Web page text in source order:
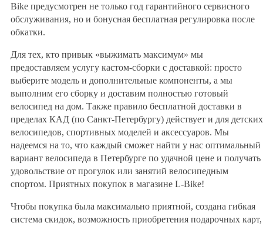
Bike предусмотрен не только год гарантийного сервисного
обслуживания, но и бонусная бесплатная регулировка после
обкатки.
Для тех, кто привык «выжимать максимум» мы
предоставляем услугу кастом-сборки с доставкой: просто
выберите модель и дополнительные компоненты, а мы
выполним его сборку и доставим полностью готовый
велосипед на дом. Также правило бесплатной доставки в
пределах КАД (по Санкт-Петербургу) действует и для детских
велосипедов, спортивных моделей и аксессуаров. Мы
надеемся на то, что каждый сможет найти у нас оптимальный
вариант велосипеда в Петербурге по удачной цене и получать
удовольствие от прогулок или занятий велосипедным
спортом. Приятных покупок в магазине L-Bike!
Чтобы покупка была максимально приятной, создана гибкая
система скидок, возможность приобретения подарочных карт,